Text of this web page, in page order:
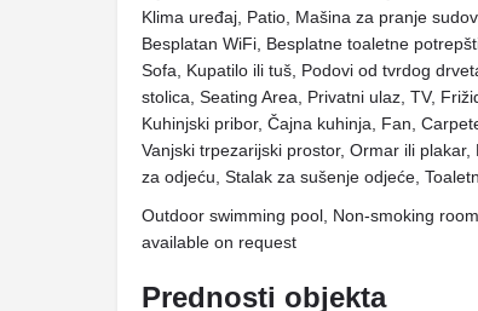
Klima uređaj, Patio, Mašina za pranje
Besplatan WiFi, Besplatne toaletne
Sofa, Kupatilo ili tuš, Podovi od tvrdog
stolica, Seating Area, Privatni ulaz, TV,
Kuhinjski pribor, Čajna kuhinja, Fan,
Vanjski trpezarijski prostor, Ormar ili
za odjeću, Stalak za sušenje odjeće,
Outdoor swimming pool, Non-smoking
available on request
Prednosti objekta